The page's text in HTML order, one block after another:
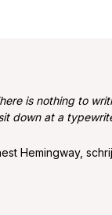
is nothing to
down at a
Hemingway,